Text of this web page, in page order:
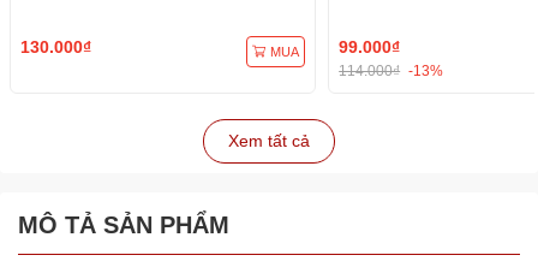
130.000₫ MUA 99.000₫
114.000₫ -13%
Xem tất cả
MÔ TẢ SẢN PHẨM